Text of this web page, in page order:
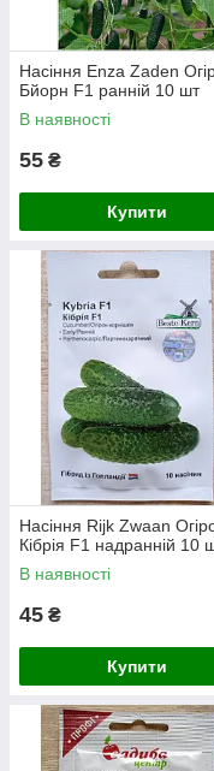
Насіння Enza Zaden
Бйорн F1 ранній 10 шт
В наявності
55 ₴
Купити
Насіння Rijk Zwaan
Кібрія F1 надранній 10
В наявності
45 ₴
Купити